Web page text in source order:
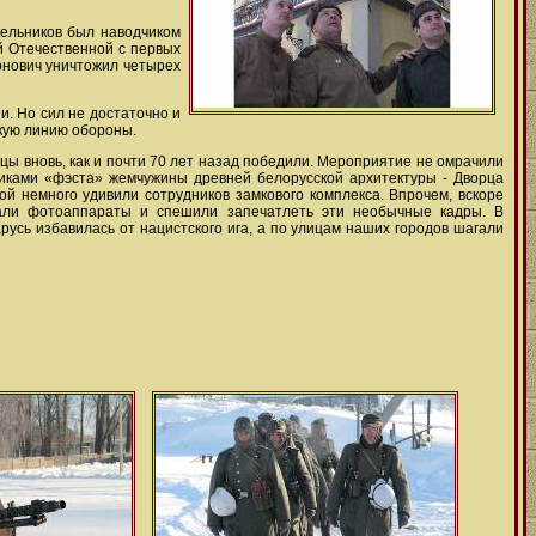
был наводчиком
Отечественной с первых
уничтожил четырех
Но сил не достаточно и
линию обороны.
вновь, как и почти 70 лет назад победили. Мероприятие не омрачили
«фэста» жемчужины древней белорусской архитектуры - Дворца
удивили сотрудников замкового комплекса. Впрочем, вскоре
фотоаппараты и спешили запечатлеть эти необычные кадры. В
избавилась от нацистского ига, а по улицам наших городов шагали